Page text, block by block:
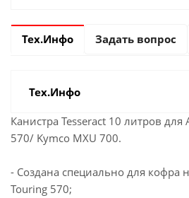
Тех.Инфо Задать вопрос
Тех.Инфо
Канистра Tesseract 10 литров для
570/ Kymco MXU 700.
- Создана специально для кофра
Touring 570;